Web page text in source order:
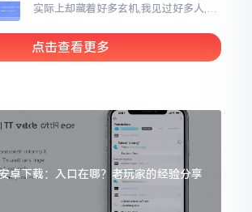
实际上却藏着好多玄机,我见过好多人,总
者群聊里,结果账号被盗,资产也没了,要晓
得
点击查看更多
卓下载：入口在哪？老玩家的经验分享